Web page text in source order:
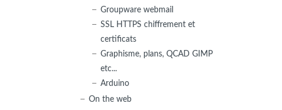
Groupware webmail
SSL HTTPS chiffrement et
certificats
Graphisme, plans, QCAD GIMP
etc...
Arduino
On the web